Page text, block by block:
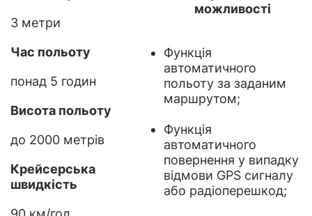
3 метри
Час польоту
понад 5 годин
Висота польоту
до 2000 метрів
Крейсерська
швидкість
можливості
Функція
автоматичного
польоту за заданим
маршрутом;
Функція
автоматичного
повернення у випадку
відмови GPS сигналу
або радіоперешкод;